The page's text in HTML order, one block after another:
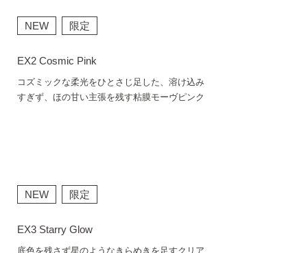
NEW 限定
EX2 Cosmic Pink
コズミックな柔光をひとさじ足した、溶け込み
すぎず、ほの甘い主張を残す粘膜モーヴピンク
NEW 限定
EX3 Starry Glow
底色を残さず星のようなきらめきを足すクリア